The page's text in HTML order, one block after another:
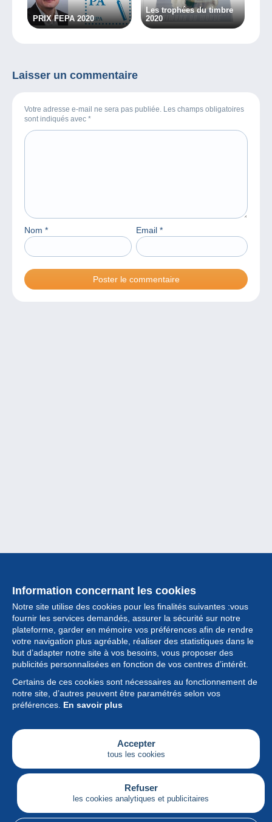
PRIX FEPA 2020
Les trophées du timbre
2020
Laisser un commentaire
Votre adresse e-mail ne sera pas publiée. Les champs obligatoires
sont indiqués avec *
Nom * Email *
Information concernant les cookies
Notre site utilise des cookies pour les finalités suivantes :vous
fournir les services demandés, assurer la sécurité sur notre
plateforme, garder en mémoire vos préférences afin de rendre
votre navigation plus agréable, réaliser des statistiques dans le
but d’adapter notre site à vos besoins, vous proposer des
publicités personnalisées en fonction de vos centres d’intérêt.
Certains de ces cookies sont nécessaires au fonctionnement de
notre site, d’autres peuvent être paramétrés selon vos
préférences. En savoir plus
Accepter
tous les cookies
Refuser
les cookies analytiques et publicitaires
Collection
Actualités
Fonctionnalités
Société
Services
Articles
Français